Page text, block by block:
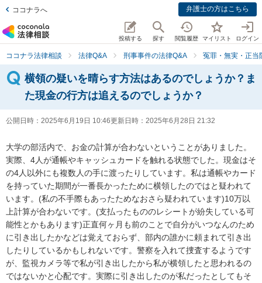
ココナラへ 弁護士の方はこちら
投稿する 探す 閲覧履歴 マイリスト ログイン
ココナラ法律相談 法律Q&A 刑事事件の法律Q&A 冤罪・無実・正当
横領の疑いを晴らす方法はあるのでしょうか？ま
た現金の行方は追えるのでしょうか？
公開日時： 2025年6月19日 10:46更新日時： 2025年6月28日 21:32
大学の部活内で、お金の計算が合わないということがありました。
実際、4人が通帳やキャッシュカードを触れる状態でした。現金はそ
の4人以外にも複数人の手に渡ったりしています。私は通帳やカード
を持っていた期間が一番長かったために横領したのではと疑われて
います。(私の不手際もあったためなおさら疑われています)10万以
上計算が合わないです。(支払ったもののレシートが紛失している可
能性とかもあります)正直何ヶ月も前のことで自分がいつなんのため
に引き出したかなどは覚えておらず、部内の誰かに頼まれて引き出
したりしているかもしれないです。警察を入れて捜査するようです
が、監視カメラ等で私が引き出したから私が横領したと思われるの
ではないかと心配です。実際に引き出したのが私だったとしてもそ